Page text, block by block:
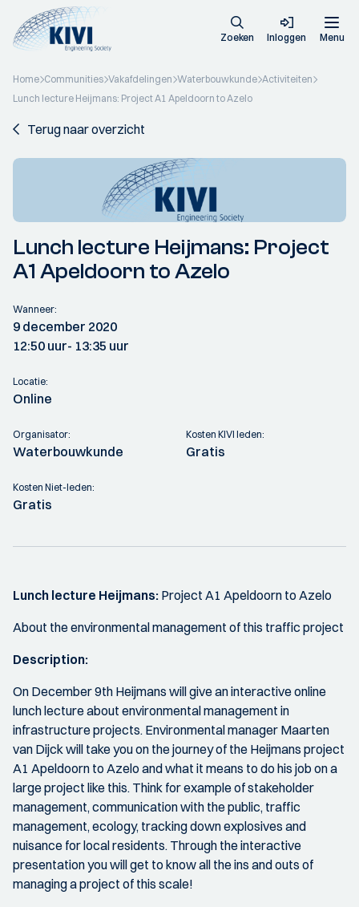
Zoeken Inloggen Menu
Home Communities Vakafdelingen Waterbouwkunde Activiteiten
Lunch lecture Heijmans: Project A1 Apeldoorn to Azelo
Terug naar overzicht
Lunch lecture Heijmans: Project
A1 Apeldoorn to Azelo
Wanneer:
9 december 2020
12:50 uur- 13:35 uur
Locatie:
Online
Organisator:
Waterbouwkunde
Kosten KIVI leden:
Gratis
Kosten Niet-leden:
Gratis
Lunch lecture Heijmans: Project A1 Apeldoorn to Azelo
About the environmental management of this traffic project
Description:
On December 9th Heijmans will give an interactive online
lunch lecture about environmental management in
infrastructure projects. Environmental manager Maarten
van Dijck will take you on the journey of the Heijmans project
A1 Apeldoorn to Azelo and what it means to do his job on a
large project like this. Think for example of stakeholder
management, communication with the public, traffic
management, ecology, tracking down explosives and
nuisance for local residents. Through the interactive
presentation you will get to know all the ins and outs of
managing a project of this scale!